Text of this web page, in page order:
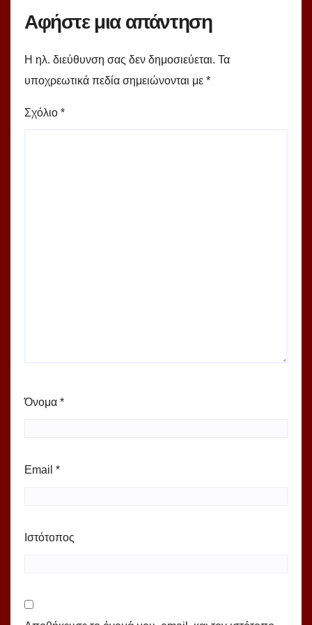
Αφήστε μια απάντηση
Η ηλ. διεύθυνση σας δεν δημοσιεύεται. Τα
υποχρεωτικά πεδία σημειώνονται με *
Σχόλιο *
Όνομα *
Email *
Ιστότοπος